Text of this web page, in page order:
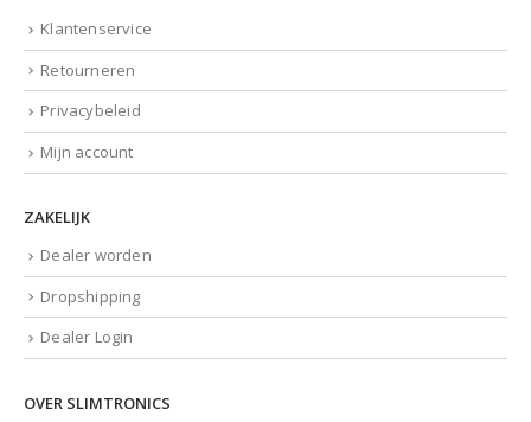
Klantenservice
Retourneren
Privacybeleid
Mijn account
ZAKELIJK
Dealer worden
Dropshipping
Dealer Login
OVER SLIMTRONICS